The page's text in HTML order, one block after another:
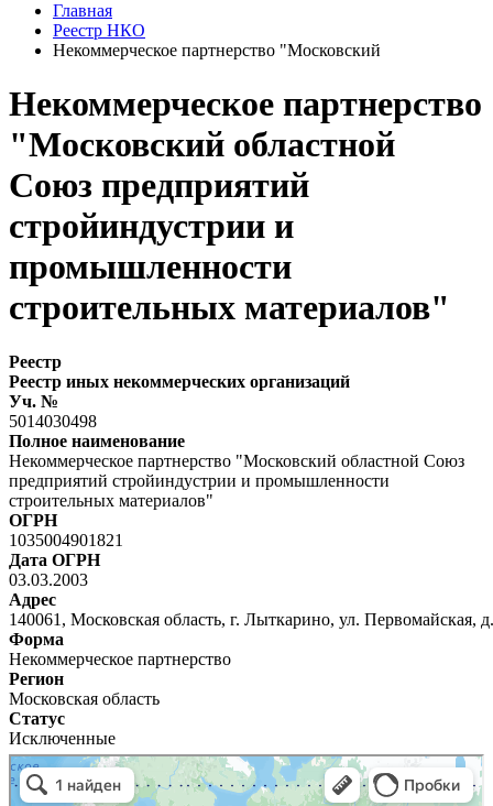
Главная
Реестр НКО
Некоммерческое партнерство "Московский
Некоммерческое партнерство
"Московский областной
Союз предприятий
стройиндустрии и
промышленности
строительных материалов"
Реестр
Реестр иных некоммерческих организаций
Уч. №
5014030498
Полное наименование
Некоммерческое партнерство "Московский областной Союз
предприятий стройиндустрии и промышленности
строительных материалов"
ОГРН
1035004901821
Дата ОГРН
03.03.2003
Адрес
140061, Московская область, г. Лыткарино, ул. Первомайская,
Форма
Некоммерческое партнерство
Регион
Московская область
Статус
Исключенные